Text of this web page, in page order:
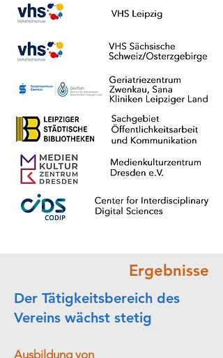
Ergebnisse
Der Tätigkeitsbereich des
Vereins wächst stetig
Ausbildung von